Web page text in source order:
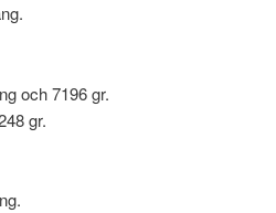
och 7196 gr.
gr.